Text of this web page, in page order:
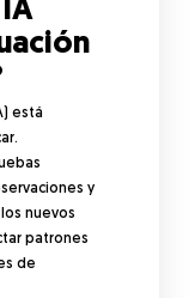
está
y
nuevos
patrones
de